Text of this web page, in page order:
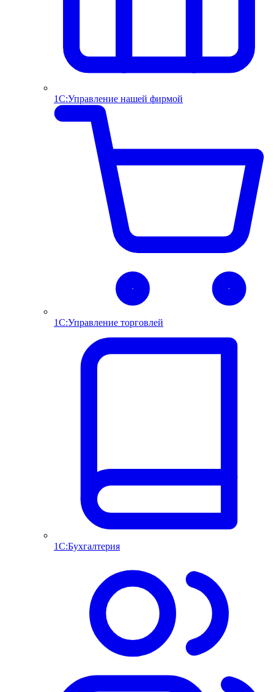
1С:Управление нашей фирмой
1С:Управление торговлей
1С:Бухгалтерия